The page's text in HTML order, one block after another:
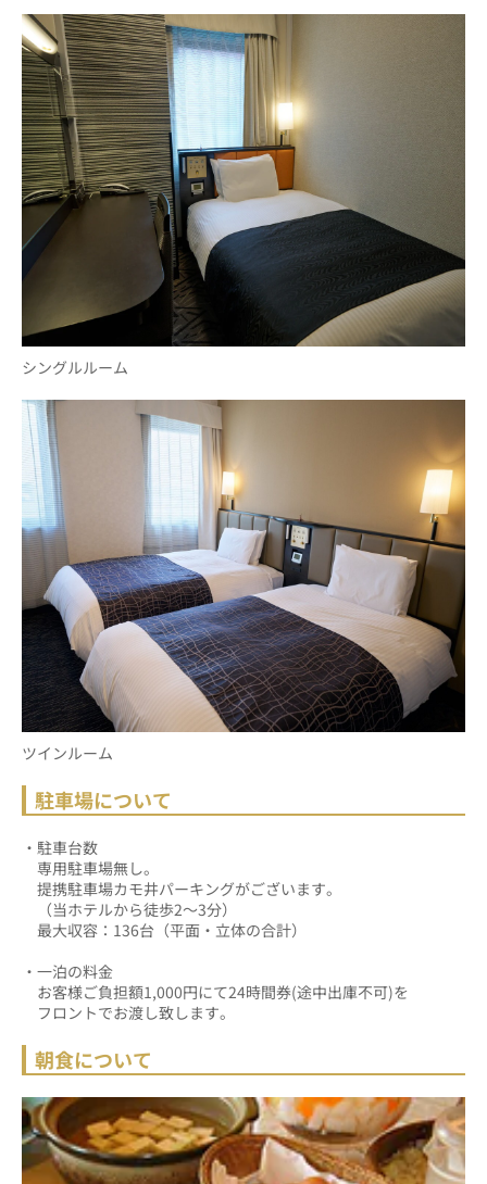
シングルルーム
ツインルーム
駐車場について
・駐車台数
専用駐車場無し。
提携駐車場カモ井パーキングがございます。
（当ホテルから徒歩2～3分）
最大収容：136台（平面・立体の合計）
・一泊の料金
お客様ご負担額1,000円にて24時間券(途中出庫不可)を
フロントでお渡し致します。
朝食について